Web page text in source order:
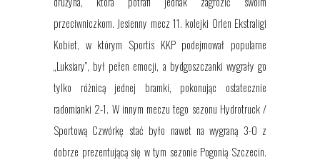
przeciwniczkom. Jesienny mecz 11. kolejki Orlen Ekstraligi
Kobiet, w którym Sportis KKP podejmował popularne
„Luksiary”, był pełen emocji, a bydgoszczanki wygrały go
tylko różnicą jednej bramki, pokonując ostatecznie
radomianki 2-1. W innym meczu tego sezonu Hydrotruck /
Sportową Czwórkę stać było nawet na wygraną 3-0 z
dobrze prezentującą się w tym sezonie Pogonią Szczecin.